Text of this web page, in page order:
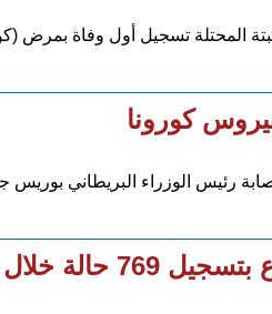
تسجيل أول وفاة بمرض (كوفيد 19)، بعد 24
كورونا
رئيس الوزراء البريطاني بوريس
ساعة الأخيرة